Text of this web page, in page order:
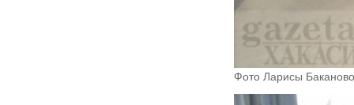
Фото Ларисы